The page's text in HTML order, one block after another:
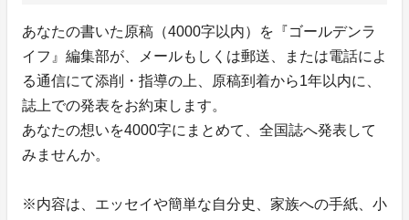
あなたの書いた原稿（4000字以内）を『ゴールデンラ
イフ』編集部が、メールもしくは郵送、または電話によ
る通信にて添削・指導の上、原稿到着から1年以内に、
誌上での発表をお約束します。
あなたの想いを4000字にまとめて、全国誌へ発表して
みませんか。
※内容は、エッセイや簡単な自分史、家族への手紙、小